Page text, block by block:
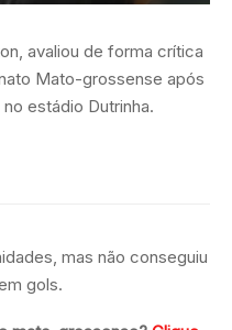
avaliou de forma crítica
Mato-grossense após
estádio Dutrinha.
mas não conseguiu
gols.